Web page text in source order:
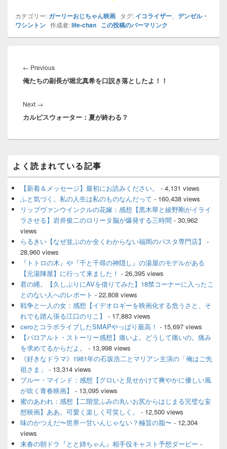
カテゴリー: ガーリーおじちゃん映画 タグ: イコライザー
デンゼル・
ワシントン 作成者:life-chan この投稿のパーマリンク
稿
ナ
ゲ
シ
← PreviousPrevious
post:
俺たちの副長が堀北真希を口説き落としたよ！！
Next →
post:
カルピスウォーター：夏が終わる？
ン
サ
イ
バ
ィ
ェ
エ
ア
よく読まれている記事
【新着＆メッセージ】最初にお読みください。
- 4,131 views
ふと気づく。私の人生は私のものなんだって - 160,438 views
リップヴァンウインクルの花嫁：感想【黒木華と綾野剛がイライ
ラさせる】岩井俊二のロリータ脳が爆発する三時間 - 30,962
views
らるきい【なぜ並ぶのか全くわからない福岡のパスタ専門店】
-
28,960 views
『トトロの木』や『千と千尋の神隠し』の湯屋のモデルがある
【元湯陣屋】に行って来ました！ - 26,395 views
君の縄。【久しぶりにAVを借りてみた】18禁コーナーに入ったこ
とのない人へのレポート - 22,808 views
戦争と一人の女：感想【イデオロギーを映画化する危うさと、そ
れでも踏ん張る江口のりこ】
- 17,883 views
ceroとコラボライブしたSMAPやっぱり最高！ - 15,697 views
【パロアルト・ストーリー感想】痛いよ。どうして痛いの。痛み
を求めてるからだよ。
- 13,998 views
《好きなドラマ》1981年の石坂浩二とマリアン主演の「俺はご先
祖さま」 - 13,314 views
ブルー・マインド：感想【グロいと見せかけて爽やかに優しい風
が吹く青春映画】
- 13,095 views
蜜のあわれ：感想【二階堂ふみの丸いお尻からはじまる完璧な妄
想映画】ああ。可愛く楽しく可笑しく。
- 12,500 views
味のかつえだ〜世界一甘いんじゃない？極旨の脂〜 - 12,304
views
来春の朝ドラ『とと姉ちゃん』相手役キャスト予想ダービー -